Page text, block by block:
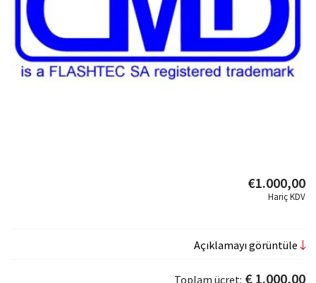
€1.000,00
Hariç KDV
Açıklamayı görüntüle
Toplam ücret: € 1.000,00